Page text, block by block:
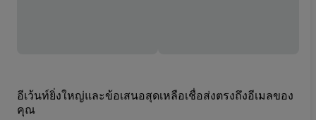
อีเว้นท์ยิ่งใหญ่และข้อเสนอสุดเหลือเชื่อส่งตรงถึงอีเมลของ
คุณ